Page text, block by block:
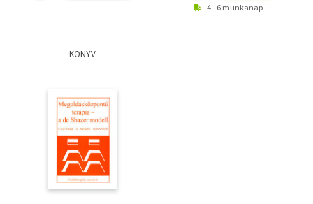
4 - 6 munkanap
KÖNYV